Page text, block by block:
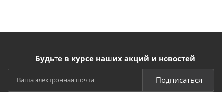
Будьте в курсе наших акций и новостей
Подписаться